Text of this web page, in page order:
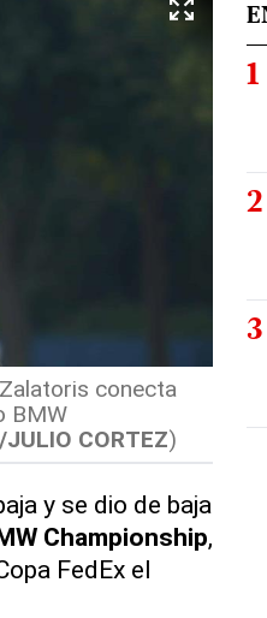
conecta
BMW
CORTEZ)
y se dio de baja
Championship,
FedEx el